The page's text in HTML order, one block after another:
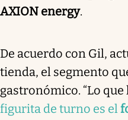
AXION energy.
De acuerdo con Gil,
tienda, el segmento
gastronómico. “Lo
figurita de turno es el